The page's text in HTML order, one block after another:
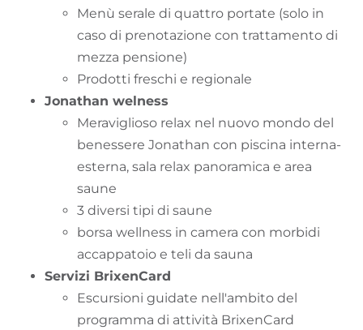
Menù serale di quattro portate (solo in
caso di prenotazione con trattamento di
mezza pensione)
Prodotti freschi e regionale
Jonathan welness
Meraviglioso relax nel nuovo mondo del
benessere Jonathan con piscina interna-
esterna, sala relax panoramica e area
saune
3 diversi tipi di saune
borsa wellness in camera con morbidi
accappatoio e teli da sauna
Servizi BrixenCard
Escursioni guidate nell'ambito del
programma di attività BrixenCard